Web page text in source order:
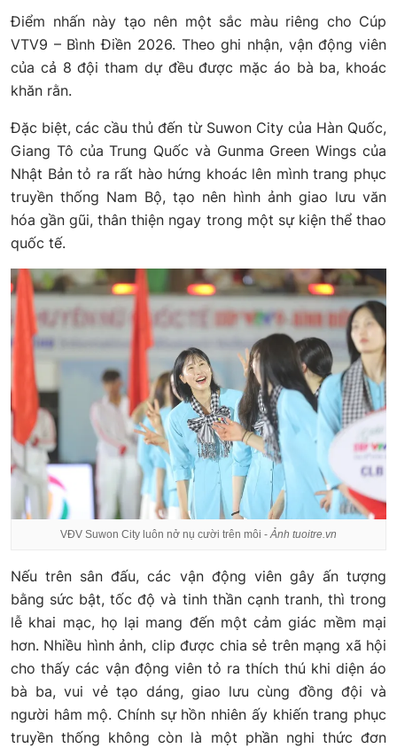
Điểm nhấn này tạo nên một sắc màu riêng cho Cúp
VTV9 – Bình Điền 2026. Theo ghi nhận, vận động viên
của cả 8 đội tham dự đều được mặc áo bà ba, khoác
khăn rằn.
Đặc biệt, các cầu thủ đến từ Suwon City của Hàn Quốc,
Giang Tô của Trung Quốc và Gunma Green Wings của
Nhật Bản tỏ ra rất hào hứng khoác lên mình trang phục
truyền thống Nam Bộ, tạo nên hình ảnh giao lưu văn
hóa gần gũi, thân thiện ngay trong một sự kiện thể thao
quốc tế.
VĐV Suwon City luôn nở nụ cười trên môi - Ảnh tuoitre.vn
Nếu trên sân đấu, các vận động viên gây ấn tượng
bằng sức bật, tốc độ và tinh thần cạnh tranh, thì trong
lễ khai mạc, họ lại mang đến một cảm giác mềm mại
hơn. Nhiều hình ảnh, clip được chia sẻ trên mạng xã hội
cho thấy các vận động viên tỏ ra thích thú khi diện áo
bà ba, vui vẻ tạo dáng, giao lưu cùng đồng đội và
người hâm mộ. Chính sự hồn nhiên ấy khiến trang phục
truyền thống không còn là một phần nghi thức đơn